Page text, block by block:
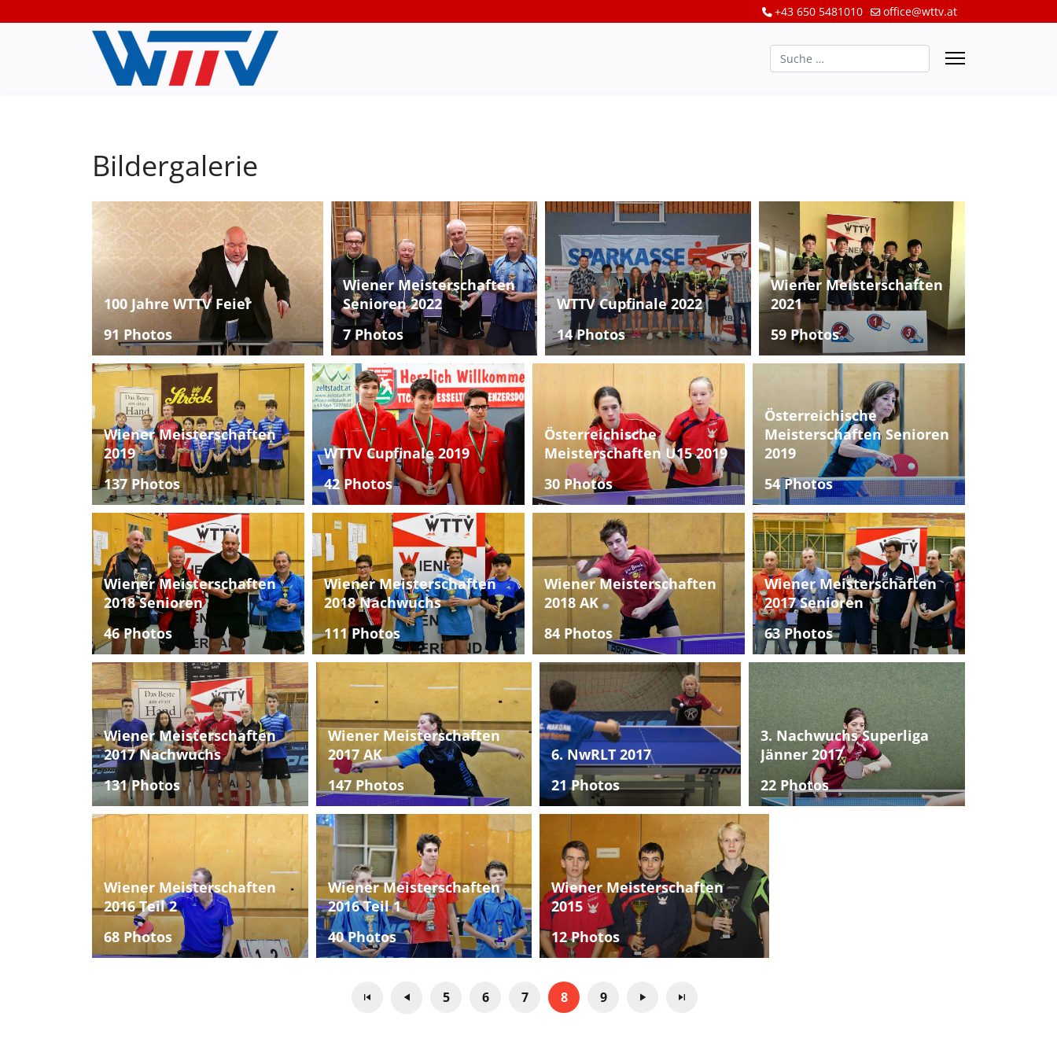
+43 650 5481010 office@wttv.at
Suchen
Bildergalerie
100 Jahre WTTV Feier
91 Photos
Wiener Meisterschaften
Senioren 2022
7 Photos
WTTV Cupfinale 2022
14 Photos
Wiener Meisterschaften
2021
59 Photos
Wiener Meisterschaften
2019
137 Photos
WTTV Cupfinale 2019
42 Photos
Österreichische
Meisterschaften U15 2019
30 Photos
Österreichische
Meisterschaften Senioren
2019
54 Photos
Wiener Meisterschaften
2018 Senioren
46 Photos
Wiener Meisterschaften
2018 Nachwuchs
111 Photos
Wiener Meisterschaften
2018 AK
84 Photos
Wiener Meisterschaften
2017 Senioren
63 Photos
Wiener Meisterschaften
2017 Nachwuchs
131 Photos
Wiener Meisterschaften
2017 AK
147 Photos
6. NwRLT 2017
21 Photos
3. Nachwuchs Superliga
Jänner 2017
22 Photos
Wiener Meisterschaften
2016 Teil 2
68 Photos
Wiener Meisterschaften
2016 Teil 1
40 Photos
Wiener Meisterschaften
2015
12 Photos
5 6 7 8 9